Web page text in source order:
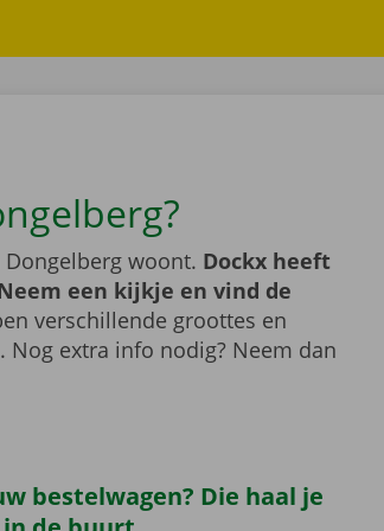
woont. Dockx heeft
een kijkje en vind de
verschillende groottes en
extra info nodig? Neem dan
bestelwagen? Die haal je